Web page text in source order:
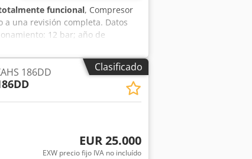
funcional, Compresor
a una revisión completa. Datos
12 bar; año de
está en perfecto estado
95.500 PLN Precio bruto:
se incluyen enlaces a
Clasificado
186DD
EUR 25.000
EXW precio fijo IVA no incluído